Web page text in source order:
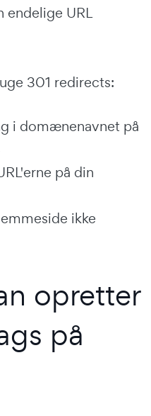
URL
301 redirects:
i domænenavnet på
på din
ikke
opretter
på